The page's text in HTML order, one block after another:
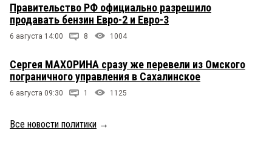
Правительство РФ официально разрешило
продавать бензин Евро-2 и Евро-3
6 августа 14:00 8 1004
Сергея МАХОРИНА сразу же перевели из Омского
пограничного управления в Сахалинское
6 августа 09:30 1 1125
Все новости политики →